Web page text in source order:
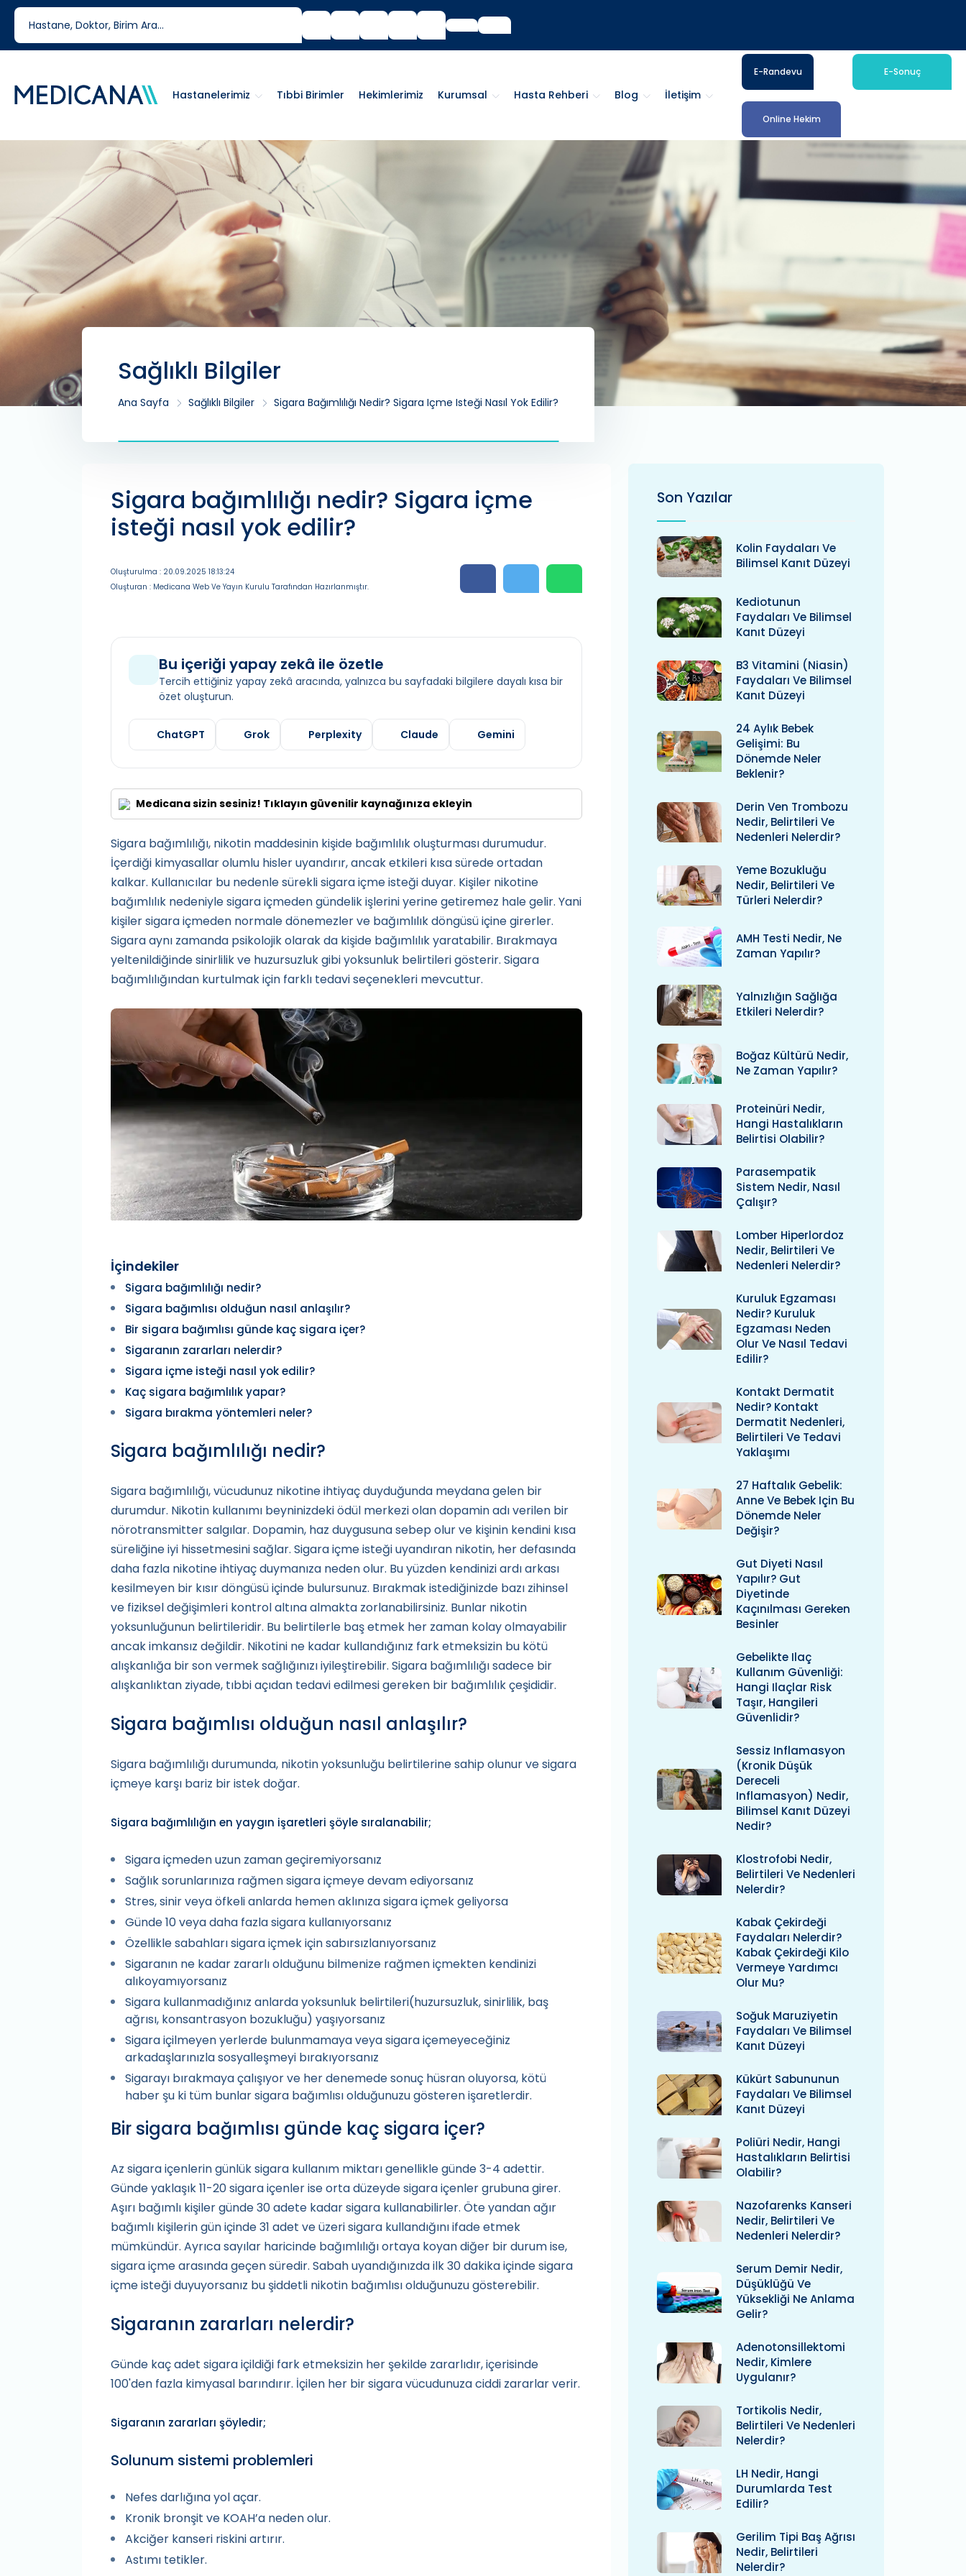
444 6 334
Tıbbi Birimler Hekimlerimiz Kurumsal Hasta Rehberi Blog İletişim
Hastanelerimiz
E-Randevu E-Sonuç
Online Hekim
Sağlıklı Bilgiler
Ana Sayfa Sağlıklı Bilgiler Sigara Bağımlılığı Nedir? Sigara Içme Isteği Nasıl Yok Edilir?
Sigara bağımlılığı nedir? Sigara içme
isteği nasıl yok edilir?
Oluşturulma : 20.09.2025 18:13:24
Oluşturan : Medicana Web Ve Yayın Kurulu Tarafından Hazırlanmıştır.
Bu içeriği yapay zekâ ile özetle
Tercih ettiğiniz yapay zekâ aracında, yalnızca bu sayfadaki bilgilere dayalı kısa bir
özet oluşturun.
ChatGPT Grok Perplexity Claude Gemini
Medicana sizin sesiniz! Tıklayın güvenilir kaynağınıza ekleyin
Sigara bağımlılığı, nikotin maddesinin kişide bağımlılık oluşturması durumudur.
İçerdiği kimyasallar olumlu hisler uyandırır, ancak etkileri kısa sürede ortadan
kalkar. Kullanıcılar bu nedenle sürekli sigara içme isteği duyar. Kişiler nikotine
bağımlılık nedeniyle sigara içmeden gündelik işlerini yerine getiremez hale gelir. Yani
kişiler sigara içmeden normale dönemezler ve bağımlılık döngüsü içine girerler.
Sigara aynı zamanda psikolojik olarak da kişide bağımlılık yaratabilir. Bırakmaya
yeltenildiğinde sinirlilik ve huzursuzluk gibi yoksunluk belirtileri gösterir. Sigara
bağımlılığından kurtulmak için farklı tedavi seçenekleri mevcuttur.
İçindekiler
Sigara bağımlılığı nedir?
Sigara bağımlısı olduğun nasıl anlaşılır?
Bir sigara bağımlısı günde kaç sigara içer?
Sigaranın zararları nelerdir?
Sigara içme isteği nasıl yok edilir?
Kaç sigara bağımlılık yapar?
Sigara bırakma yöntemleri neler?
Sigara bağımlılığı nedir?
Sigara bağımlılığı, vücudunuz nikotine ihtiyaç duyduğunda meydana gelen bir
durumdur. Nikotin kullanımı beyninizdeki ödül merkezi olan dopamin adı verilen bir
nörotransmitter salgılar. Dopamin, haz duygusuna sebep olur ve kişinin kendini kısa
süreliğine iyi hissetmesini sağlar. Sigara içme isteği uyandıran nikotin, her defasında
daha fazla nikotine ihtiyaç duymanıza neden olur. Bu yüzden kendinizi ardı arkası
kesilmeyen bir kısır döngüsü içinde bulursunuz. Bırakmak istediğinizde bazı zihinsel
ve fiziksel değişimleri kontrol altına almakta zorlanabilirsiniz. Bunlar nikotin
yoksunluğunun belirtileridir. Bu belirtilerle baş etmek her zaman kolay olmayabilir
ancak imkansız değildir. Nikotini ne kadar kullandığınız fark etmeksizin bu kötü
alışkanlığa bir son vermek sağlığınızı iyileştirebilir. Sigara bağımlılığı sadece bir
alışkanlıktan ziyade, tıbbi açıdan tedavi edilmesi gereken bir bağımlılık çeşididir.
Sigara bağımlısı olduğun nasıl anlaşılır?
Sigara bağımlılığı durumunda, nikotin yoksunluğu belirtilerine sahip olunur ve sigara
içmeye karşı bariz bir istek doğar.
Sigara bağımlılığın en yaygın işaretleri şöyle sıralanabilir;
Sigara içmeden uzun zaman geçiremiyorsanız
Sağlık sorunlarınıza rağmen sigara içmeye devam ediyorsanız
Stres, sinir veya öfkeli anlarda hemen aklınıza sigara içmek geliyorsa
Günde 10 veya daha fazla sigara kullanıyorsanız
Özellikle sabahları sigara içmek için sabırsızlanıyorsanız
Sigaranın ne kadar zararlı olduğunu bilmenize rağmen içmekten kendinizi
alıkoyamıyorsanız
Sigara kullanmadığınız anlarda yoksunluk belirtileri(huzursuzluk, sinirlilik, baş
ağrısı, konsantrasyon bozukluğu) yaşıyorsanız
Sigara içilmeyen yerlerde bulunmamaya veya sigara içemeyeceğiniz
arkadaşlarınızla sosyalleşmeyi bırakıyorsanız
Sigarayı bırakmaya çalışıyor ve her denemede sonuç hüsran oluyorsa, kötü
haber şu ki tüm bunlar sigara bağımlısı olduğunuzu gösteren işaretlerdir.
Bir sigara bağımlısı günde kaç sigara içer?
Az sigara içenlerin günlük sigara kullanım miktarı genellikle günde 3-4 adettir.
Günde yaklaşık 11-20 sigara içenler ise orta düzeyde sigara içenler grubuna girer.
Aşırı bağımlı kişiler günde 30 adete kadar sigara kullanabilirler. Öte yandan ağır
bağımlı kişilerin gün içinde 31 adet ve üzeri sigara kullandığını ifade etmek
mümkündür. Ayrıca sayılar haricinde bağımlılığı ortaya koyan diğer bir durum ise,
sigara içme arasında geçen süredir. Sabah uyandığınızda ilk 30 dakika içinde sigara
içme isteği duyuyorsanız bu şiddetli nikotin bağımlısı olduğunuzu gösterebilir.
Sigaranın zararları nelerdir?
Günde kaç adet sigara içildiği fark etmeksizin her şekilde zararlıdır, içerisinde
100'den fazla kimyasal barındırır. İçilen her bir sigara vücudunuza ciddi zararlar verir.
Sigaranın zararları şöyledir;
Solunum sistemi problemleri
Nefes darlığına yol açar.
Kronik bronşit ve KOAH’a neden olur.
Akciğer kanseri riskini artırır.
Astımı tetikler.
Son Yazılar
Kolin Faydaları Ve
Bilimsel Kanıt Düzeyi
Kediotunun
Faydaları Ve Bilimsel
Kanıt Düzeyi
B3 Vitamini (niasin)
Faydaları Ve Bilimsel
Kanıt Düzeyi
24 Aylık Bebek
Gelişimi: Bu
Dönemde Neler
Beklenir?
Derin Ven Trombozu
Nedir, Belirtileri Ve
Nedenleri Nelerdir?
Yeme Bozukluğu
Nedir, Belirtileri Ve
Türleri Nelerdir?
AMH Testi Nedir, Ne
Zaman Yapılır?
Yalnızlığın Sağlığa
Etkileri Nelerdir?
Boğaz Kültürü Nedir,
Ne Zaman Yapılır?
Proteinüri Nedir,
Hangi Hastalıkların
Belirtisi Olabilir?
Parasempatik
Sistem Nedir, Nasıl
Çalışır?
Lomber Hiperlordoz
Nedir, Belirtileri Ve
Nedenleri Nelerdir?
Kuruluk Egzaması
Nedir? Kuruluk
Egzaması Neden
Olur Ve Nasıl Tedavi
Edilir?
Kontakt Dermatit
Nedir? Kontakt
Dermatit Nedenleri,
Belirtileri Ve Tedavi
Yaklaşımı
27 Haftalık Gebelik:
Anne Ve Bebek Için Bu
Dönemde Neler
Değişir?
Gut Diyeti Nasıl
Yapılır? Gut
Diyetinde
Kaçınılması Gereken
Besinler
Gebelikte Ilaç
Kullanım Güvenliği:
Hangi Ilaçlar Risk
Taşır, Hangileri
Güvenlidir?
Sessiz Inflamasyon
(kronik Düşük
Dereceli
Inflamasyon) Nedir,
Bilimsel Kanıt Düzeyi
Nedir?
Klostrofobi Nedir,
Belirtileri Ve Nedenleri
Nelerdir?
Kabak Çekirdeği
Faydaları Nelerdir?
Kabak Çekirdeği Kilo
Vermeye Yardımcı
Olur Mu?
Soğuk Maruziyetin
Faydaları Ve Bilimsel
Kanıt Düzeyi
Kükürt Sabununun
Faydaları Ve Bilimsel
Kanıt Düzeyi
Poliüri Nedir, Hangi
Hastalıkların Belirtisi
Olabilir?
Nazofarenks Kanseri
Nedir, Belirtileri Ve
Nedenleri Nelerdir?
Serum Demir Nedir,
Düşüklüğü Ve
Yüksekliği Ne Anlama
Gelir?
Adenotonsillektomi
Nedir, Kimlere
Uygulanır?
Tortikolis Nedir,
Belirtileri Ve Nedenleri
Nelerdir?
LH Nedir, Hangi
Durumlarda Test
Edilir?
Gerilim Tipi Baş Ağrısı
Nedir, Belirtileri
Nelerdir?